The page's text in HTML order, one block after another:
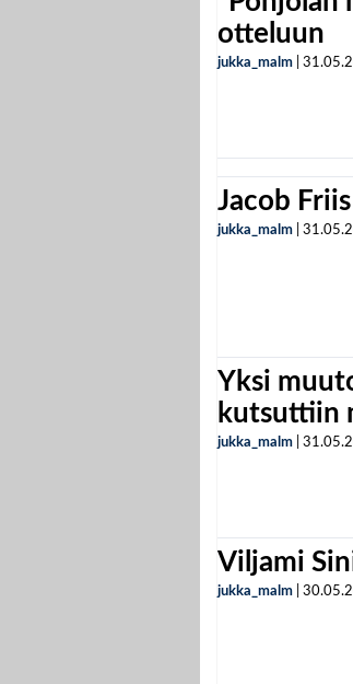
otteluun
jukka_malm
Jacob
jukka_malm
Yksi
kutsuttiin
jukka_malm
Viljami
jukka_malm